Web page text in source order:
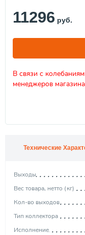
11296 руб.
В связи с
менеджеров
Технические
Выходы
Вес товара, нетто (кг)
Кол-во выходов
Тип коллектора
Исполнение